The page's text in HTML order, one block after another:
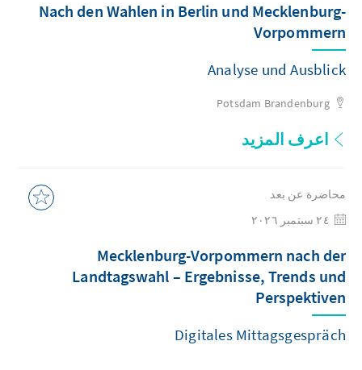
Nach den Wahlen in Berlin und Mecklenburg-
Vorpommern
Analyse und Ausblick
Potsdam Brandenburg
اعرف المزيد
محاضرة عن بعد
Mecklenburg-Vorpommern nach der
Landtagswahl – Ergebnisse, Trends und
Perspektiven
Digitales Mittagsgespräch